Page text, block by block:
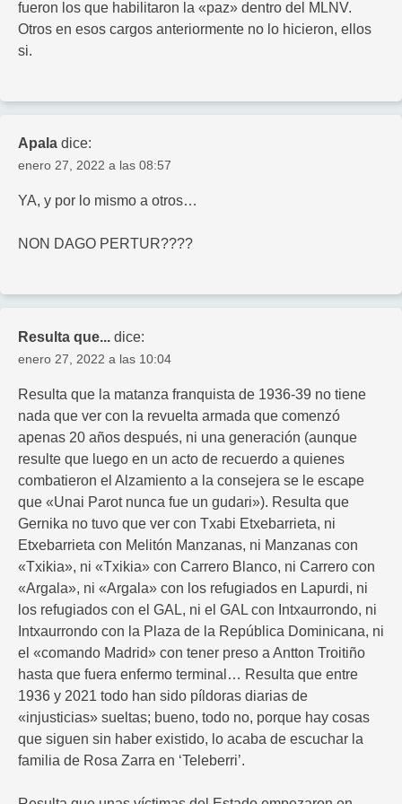
fueron los que habilitaron la «paz» dentro del MLNV.
Otros en esos cargos anteriormente no lo hicieron, ellos
si.
Apala dice:
enero 27, 2022 a las 08:57
YA, y por lo mismo a otros…
NON DAGO PERTUR????
Resulta que... dice:
enero 27, 2022 a las 10:04
Resulta que la matanza franquista de 1936-39 no tiene
nada que ver con la revuelta armada que comenzó
apenas 20 años después, ni una generación (aunque
resulte que luego en un acto de recuerdo a quienes
combatieron el Alzamiento a la consejera se le escape
que «Unai Parot nunca fue un gudari»). Resulta que
Gernika no tuvo que ver con Txabi Etxebarrieta, ni
Etxebarrieta con Melitón Manzanas, ni Manzanas con
«Txikia», ni «Txikia» con Carrero Blanco, ni Carrero con
«Argala», ni «Argala» con los refugiados en Lapurdi, ni
los refugiados con el GAL, ni el GAL con Intxaurrondo, ni
Intxaurrondo con la Plaza de la República Dominicana, ni
el «comando Madrid» con tener preso a Antton Troitiño
hasta que fuera enfermo terminal… Resulta que entre
1936 y 2021 todo han sido píldoras diarias de
«injusticias» sueltas; bueno, todo no, porque hay cosas
que siguen sin haber existido, lo acaba de escuchar la
familia de Rosa Zarra en ‘Teleberri’.